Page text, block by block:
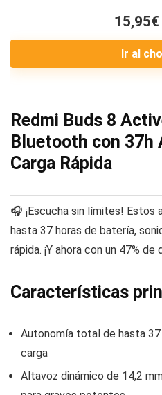
15,95€
Ir al
Redmi Buds 8
Bluetooth con 37h
Carga Rápida
🎧 ¡Escucha sin límites! Estos
hasta 37 horas de batería,
rápida. ¡Y ahora con un 47%
Características
Autonomía total de hasta
carga
Altavoz dinámico de 14,2